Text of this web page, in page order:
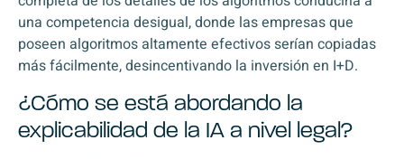
una competencia desigual, donde las empresas que
poseen algoritmos altamente efectivos serían copiadas
más fácilmente, desincentivando la inversión en I+D.
¿Cómo se está abordando la
explicabilidad de la IA a nivel legal?